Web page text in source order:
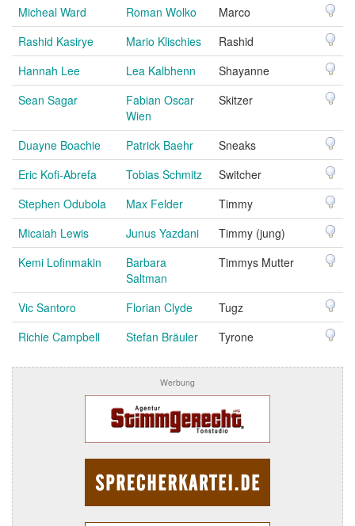
Micheal Ward Roman Wolko
Marco
Rashid Kasirye
Mario Klischies
Rashid
Hannah Lee
Lea Kalbhenn
Shayanne
Sean Sagar
Fabian Oscar
Wien
Skitzer
Duayne Boachie Patrick Baehr
Sneaks
Eric Kofi-Abrefa
Tobias Schmitz
Switcher
Stephen Odubola
Max Felder
Timmy
Micaiah Lewis
Junus Yazdani
Timmy (jung)
Kemi Lofinmakin
Barbara
Saltman
Timmys Mutter
Vic Santoro Florian Clyde
Tugz
Richie Campbell
Stefan Bräuler Tyrone
Werbung